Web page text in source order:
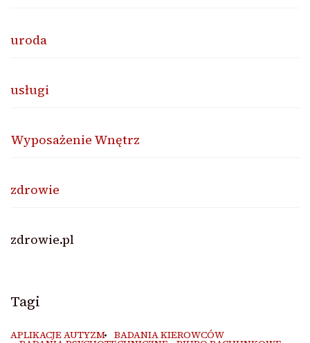
uroda
usługi
Wyposażenie Wnętrz
zdrowie
zdrowie.pl
Tagi
APLIKACJE AUTYZM BADANIA KIEROWCÓW